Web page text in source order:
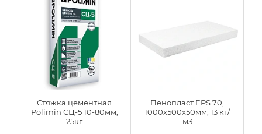
Стяжка цементная
Polimin СЦ-5 10-80мм,
25кг
Пенопласт EPS 70,
1000х500х50мм, 13 кг/
м3